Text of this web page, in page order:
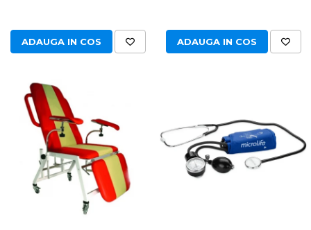
ADAUGA IN COS ADAUGA IN COS